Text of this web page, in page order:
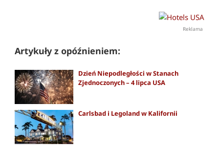
Reklama
Artykuły z opóźnieniem:
Dzień Niepodległości w Stanach
Zjednoczonych – 4 lipca USA
Carlsbad i Legoland w Kalifornii